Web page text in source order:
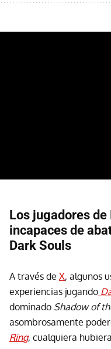
Los jugadores
incapaces de
Dark Souls
A través de X, algunos
experiencias jugando
dominado Shadow of
asombrosamente
Ring, cualquiera